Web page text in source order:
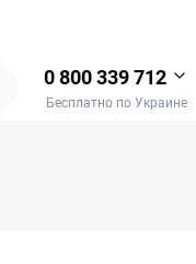
0 800 339 712
Бесплатно по Украине